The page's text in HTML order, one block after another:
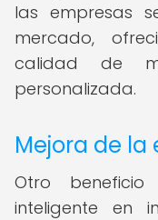
las empresas
mercado,
calidad de
personalizada.
Mejora de
Otro
inteligente en